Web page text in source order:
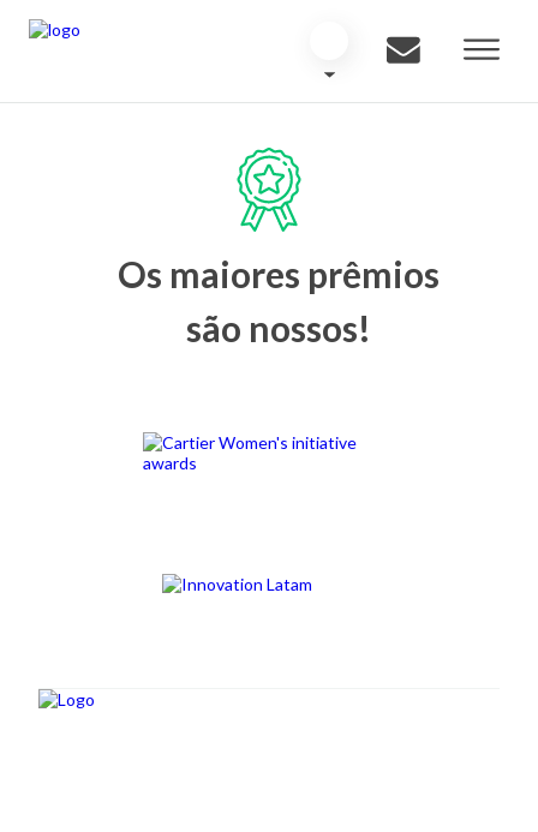
Os maiores prêmios
são nossos!